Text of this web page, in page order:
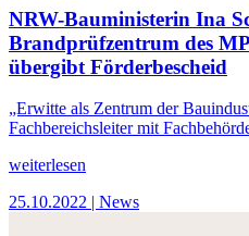
NRW-Bauministerin Ina
Brandprüfzentrum des
übergibt Förderbescheid
„Erwitte als Zentrum der
Fachbereichsleiter mit
weiterlesen
25.10.2022 | News